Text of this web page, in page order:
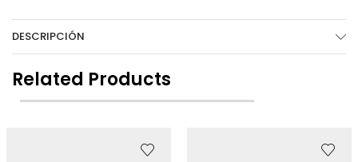
DESCRIPCIÓN
Related Products